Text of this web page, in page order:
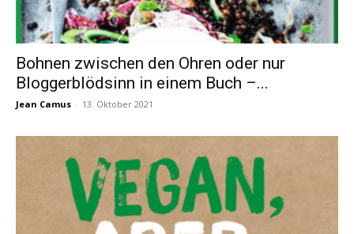
Bohnen zwischen den Ohren oder nur
Bloggerblödsinn in einem Buch –...
Jean Camus - 13. Oktober 2021